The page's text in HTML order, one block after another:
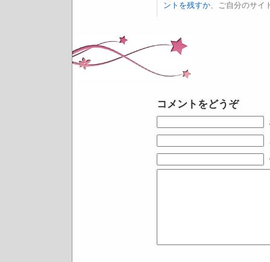
ントを残すか、ご自分のサイ
コメントをどうぞ